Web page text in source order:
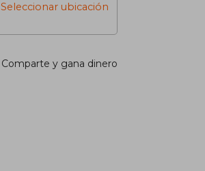
Seleccionar ubicación
Comparte y gana dinero